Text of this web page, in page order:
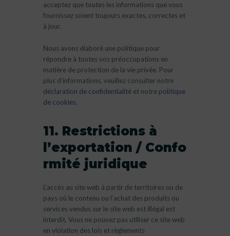
acceptez que toutes les informations que vous
fournissez soient toujours exactes, correctes et
à jour.
Nous avons élaboré une politique pour
répondre à toutes vos préoccupations en
matière de protection de la vie privée. Pour
plus d’informations, veuillez consulter notre
déclaration de confidentialité et notre politique
de cookies.
11. Restrictions à
l’exportation / Confo
rmité juridique
L’accès au site web à partir de territoires ou de
pays où le contenu ou l’achat des produits ou
services vendus sur le site web est illégal est
interdit. Vous ne pouvez pas utiliser ce site web
en violation des lois et règlements